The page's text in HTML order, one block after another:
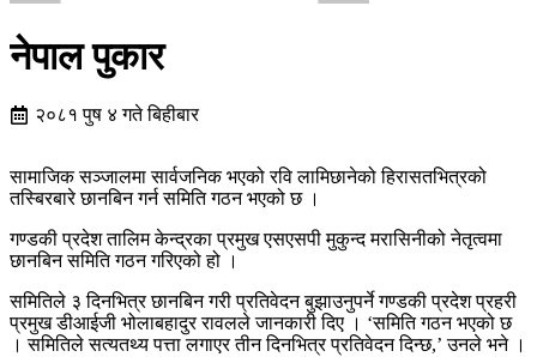
नेपाल पुकार
२०८१ पुष ४ गते बिहीबार
सामाजिक सञ्जालमा सार्वजनिक भएको रवि लामिछानेको हिरासतभित्रको
तस्बिरबारे छानबिन गर्न समिति गठन भएको छ ।
गण्डकी प्रदेश तालिम केन्द्रका प्रमुख एसएसपी मुकुन्द मरासिनीको नेतृत्वमा
छानबिन समिति गठन गरिएको हो ।
समितिले ३ दिनभित्र छानबिन गरी प्रतिवेदन बुझाउनुपर्ने गण्डकी प्रदेश प्रहरी
प्रमुख डीआईजी भोलाबहादुर रावलले जानकारी दिए । ‘समिति गठन भएको छ
। समितिले सत्यतथ्य पत्ता लगाएर तीन दिनभित्र प्रतिवेदन दिन्छ,’ उनले भने ।